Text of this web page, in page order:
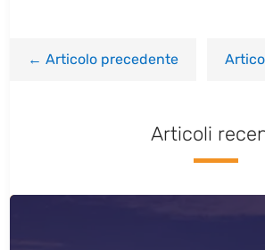
←Articolo precedente
Articoli